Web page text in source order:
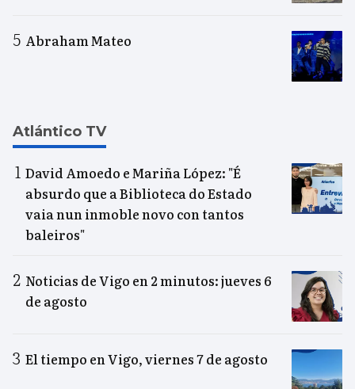
Abraham Mateo
Atlántico TV
David Amoedo e Mariña López: "É
absurdo que a Biblioteca do Estado
vaia nun inmoble novo con tantos
baleiros"
Noticias de Vigo en 2 minutos: jueves 6
de agosto
El tiempo en Vigo, viernes 7 de agosto